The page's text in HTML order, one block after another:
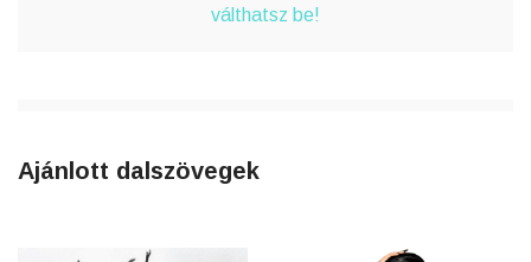
válthatsz be!
Ajánlott dalszövegek